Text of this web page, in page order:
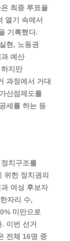
최종 투표율
열기 속에서
기록했다.
현, 노동권
예산
지만
과정에서 거대
산점제도를
세를 하는 등
치구조를
위한 정치권의
여성 후보자
자리 수,
미만으로
이번 선거
전체 16명 중